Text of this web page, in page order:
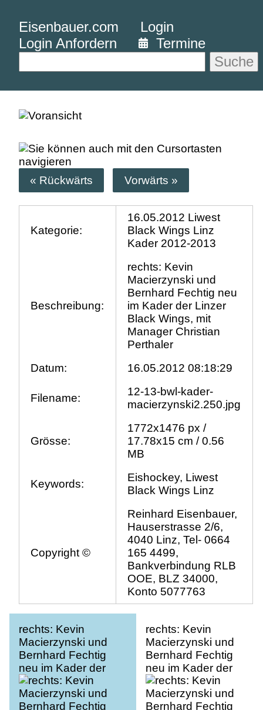
Eisenbauer.com
Login
Login Anfordern
Termine
Suche
« Rückwärts Vorwärts »
Kategorie:
16.05.2012 Liwest
Black Wings Linz
Kader 2012-2013
Beschreibung:
rechts: Kevin
Macierzynski und
Bernhard Fechtig neu
im Kader der Linzer
Black Wings, mit
Manager Christian
Perthaler
Datum:
16.05.2012 08:18:29
Filename:
12-13-bwl-kader-
macierzynski2.250.jpg
Grösse:
1772x1476 px /
17.78x15 cm / 0.56
MB
Keywords:
Eishockey, Liwest
Black Wings Linz
Copyright ©
Reinhard Eisenbauer,
Hauserstrasse 2/6,
4040 Linz, Tel- 0664
165 4499,
Bankverbindung RLB
OOE, BLZ 34000,
Konto 5077763
rechts: Kevin
Macierzynski und
Bernhard Fechtig
neu im Kader der
Linzer Black Wings,
mit Manager
Christian Perthaler
rechts: Kevin
Macierzynski und
Bernhard Fechtig
neu im Kader der
Linzer Black Wings,
mit Manager
Christian Perthaler